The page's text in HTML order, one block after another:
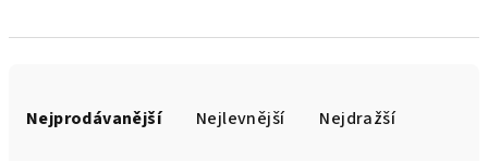
Nejprodávanější Nejlevnější Nejdražší